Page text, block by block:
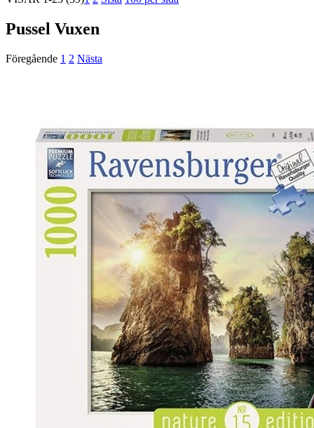
Pussel Vuxen
Föregående 1 2 Nästa